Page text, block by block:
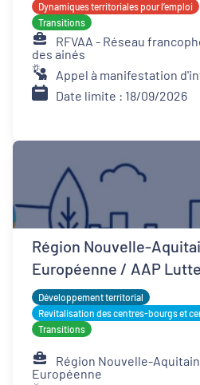
Dynamiques territoriales pour l’emploi
Transitions
RFVAA - Réseau
des ainés
Appel à manifestation
Date limite : 18/09/2026
Région Nouvelle-
Européenne / AAP
d'îlots de chaleur urbains
Développement territorial
Revitalisation des centres-bourgs et
Transitions
Région Nouvelle-
Européenne